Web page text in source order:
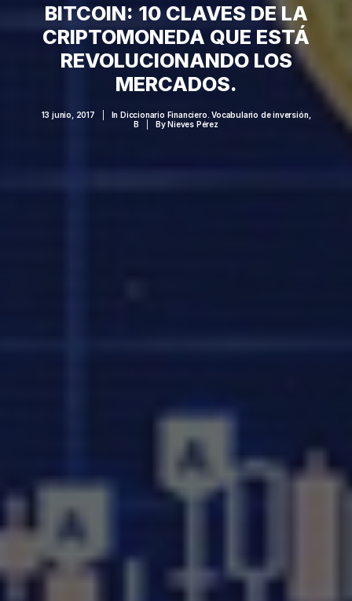
BITCOIN: 10 CLAVES DE LA
CRIPTOMONEDA QUE ESTÁ
REVOLUCIONANDO LOS
MERCADOS.
13 junio, 2017 InDiccionario Financiero. Vocabulario de inversión
B
ByNieves Pérez